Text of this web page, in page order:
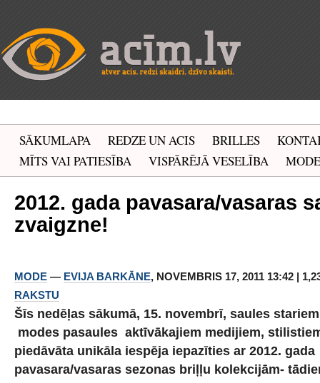
SĀKUMLAPA REDZE UN ACIS BRILLES
MĪTS VAI PATIESĪBA
VISPĀRĒJĀ VESELĪBA MODE
2012. gada pavasara/vasaras
zvaigzne!
MODE — EVIJA BARKĀNE, NOVEMBRIS 17, 2011 13:42 |
RAKSTU
Šīs nedēļas sākumā, 15. novembrī, saules
modes pasaules aktīvākajiem medijiem,
piedāvāta unikāla iespēja iepazīties ar 2012. gada
pavasara/vasaras sezonas briļļu kolekcijām-